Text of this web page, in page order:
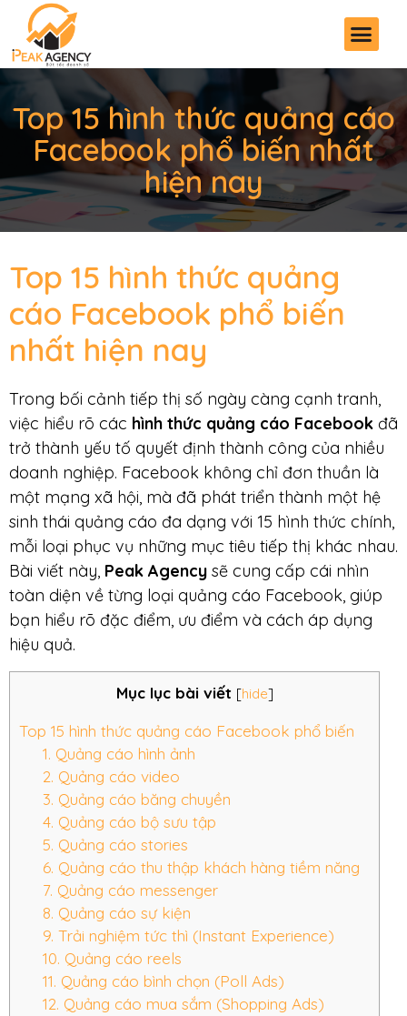
Top 15 hình thức quảng cáo
Facebook phổ biến nhất
hiện nay
Top 15 hình thức quảng
cáo Facebook phổ biến
nhất hiện nay
Trong bối cảnh tiếp thị số ngày càng cạnh tranh,
việc hiểu rõ các hình thức quảng cáo Facebook đã
trở thành yếu tố quyết định thành công của nhiều
doanh nghiệp. Facebook không chỉ đơn thuần là
một mạng xã hội, mà đã phát triển thành một hệ
sinh thái quảng cáo đa dạng với 15 hình thức chính,
mỗi loại phục vụ những mục tiêu tiếp thị khác nhau.
Bài viết này, Peak Agency sẽ cung cấp cái nhìn
toàn diện về từng loại quảng cáo Facebook, giúp
bạn hiểu rõ đặc điểm, ưu điểm và cách áp dụng
hiệu quả.
Mục lục bài viết [hide]
Top 15 hình thức quảng cáo Facebook phổ biến
1. Quảng cáo hình ảnh
2. Quảng cáo video
3. Quảng cáo băng chuyền
4. Quảng cáo bộ sưu tập
5. Quảng cáo stories
6. Quảng cáo thu thập khách hàng tiềm năng
7. Quảng cáo messenger
8. Quảng cáo sự kiện
9. Trải nghiệm tức thì (Instant Experience)
10. Quảng cáo reels
11. Quảng cáo bình chọn (Poll Ads)
12. Quảng cáo mua sắm (Shopping Ads)